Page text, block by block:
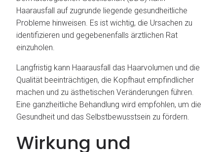
Haarausfall auf zugrunde liegende gesundheitliche
Probleme hinweisen. Es ist wichtig, die Ursachen zu
identifizieren und gegebenenfalls ärztlichen Rat
einzuholen.
Langfristig kann Haarausfall das Haarvolumen und die
Qualität beeinträchtigen, die Kopfhaut empfindlicher
machen und zu ästhetischen Veränderungen führen.
Eine ganzheitliche Behandlung wird empfohlen, um die
Gesundheit und das Selbstbewusstsein zu fördern.
Wirkung und